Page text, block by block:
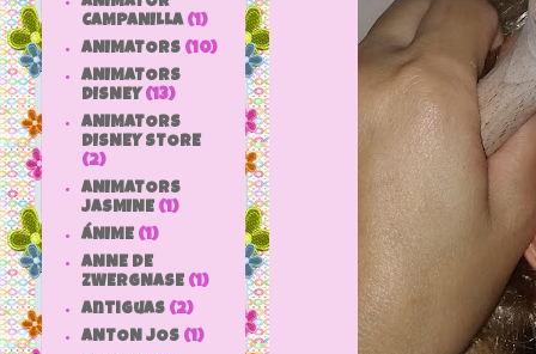
CAMPANILLA (1)
ANIMATORS (10)
ANIMATORS
DISNEY (13)
ANIMATORS
DISNEY STORE
(2)
ANIMATORS
JASMINE (1)
ÁNIME (1)
ANNE DE
ZWERGNASE (1)
antiguas (2)
ANTON JOS (1)